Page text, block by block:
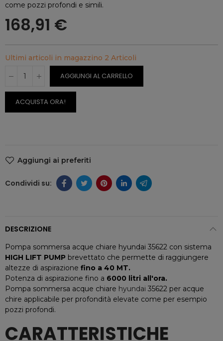
come pozzi profondi e simili.
168,91 €
Ultimi articoli in magazzino 2 Articoli
AGGIUNGI AL CARRELLO
ACQUISTA ORA!
Aggiungi ai preferiti
DESCRIZIONE
Pompa sommersa acque chiare hyundai 35622 con sistema
HIGH LIFT PUMP brevettato che permette di raggiungere
altezze di aspirazione fino a 40 MT.
Potenza di aspirazione fino a 6000 litri all'ora.
Pompa sommersa acque chiare hyundai 35622 per acque
chire applicabile per profondità elevate come per esempio
pozzi profondi.
CARATTERISTICHE